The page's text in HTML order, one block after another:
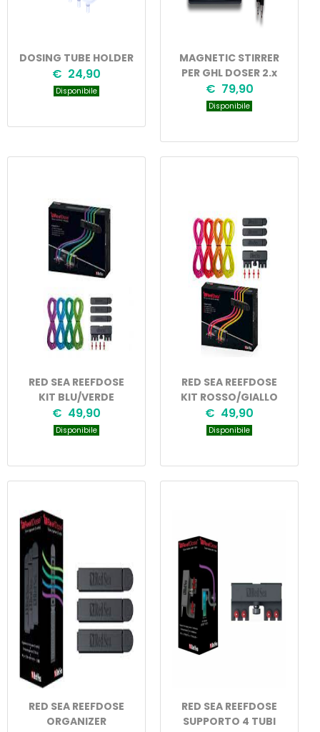
DOSING TUBE HOLDER
€ 24,90
Disponibile
MAGNETIC STIRRER
PER GHL DOSER 2.x
€ 79,90
Disponibile
RED SEA REEFDOSE
KIT BLU/VERDE
€ 49,90
Disponibile
RED SEA REEFDOSE
KIT ROSSO/GIALLO
€ 49,90
Disponibile
RED SEA REEFDOSE
ORGANIZER
RED SEA REEFDOSE
SUPPORTO 4 TUBI